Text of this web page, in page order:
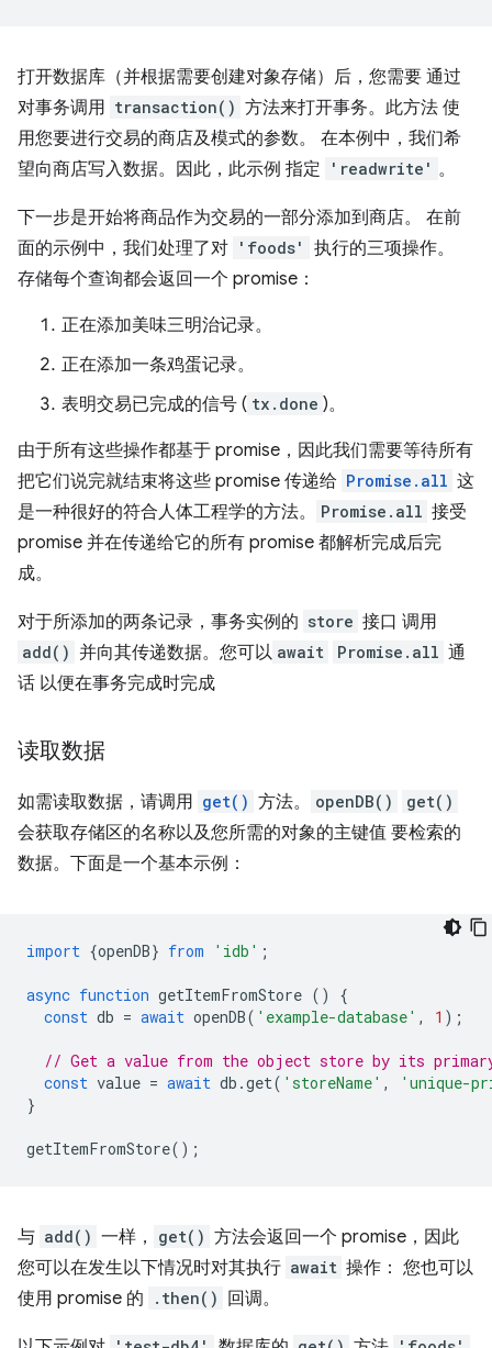
打开数据库（并根据需要创建对象存储）后，您需要 通过
对事务调用 transaction() 方法来打开事务。此方法 使
用您要进行交易的商店及模式的参数。 在本例中，我们希
望向商店写入数据。因此，此示例 指定
'readwrite' 。
下一步是开始将商品作为交易的一部分添加到商店。 在前
面的示例中，我们处理了对 'foods'
执行的三项操作。
存储每个查询都会返回一个 promise：
正在添加美味三明治记录。
正在添加一条鸡蛋记录。
表明交易已完成的信号 ( tx.done )。
由于所有这些操作都基于 promise，因此我们需要等待所有
把它们说完就结束将这些 promise 传递给 Promise.all 这
是一种很好的符合人体工程学的方法。
Promise.all 接受
promise 并在传递给它的所有 promise 都解析完成后完
成。
对于所添加的两条记录，事务实例的 store 接口 调用
add() 并向其传递数据。您可以 await Promise.all 通
话 以便在事务完成时完成
读取数据
如需读取数据，请调用 get() 方法。 openDB() get()
会获取存储区的名称以及您所需的对象的主键值 要检索的
数据。下面是一个基本示例：
import {openDB} from 'idb' ;
async function getItemFromStore ()
{
const db = await openDB( 'example-database' , 1 );
// Get a value from the object store by its
const value = await db .get( 'storeName' ,
'unique-
}
getItemFromStore();
与 add() 一样， get() 方法会返回一个 promise，因此
您可以在发生以下情况时对其执行 await 操作： 您也可以
使用 promise 的
.then() 回调。